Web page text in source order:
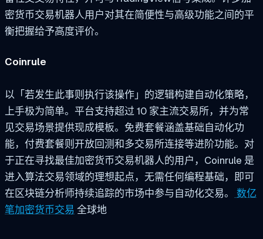
密货币交易机器人用户对其在简便性与高级功能之间的平
衡把握给予高度评价。
Coinrule
以「若发生此事则执行该操作」的逻辑构建自动化策略，
上手极为简单。平台支持超过 10 家主流交易所，并为常
见交易场景提供现成模板。免费套餐涵盖基础自动化功
能，付费套餐则开放回测和多交易所连接等进阶功能。对
于正在寻找最佳加密货币交易机器人的用户，Coinrule 是
进入算法交易领域的理想起点，无需任何编程基础，即可
在区块链分析师持续追踪的市场中参与自动化交易。
数亿
笔加密货币交易 全球地